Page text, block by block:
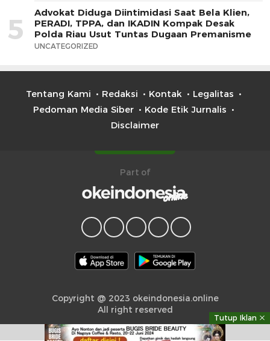
5
Advokat Diduga Diintimidasi Saat Bela Klien,
PERADI, TPPA, dan IKADIN Kompak Desak
Polda Riau Usut Tuntas Dugaan Premanisme
UNCATEGORIZED
Tentang Kami Redaksi Kontak
Legalitas
Pedoman Media Siber
Kode Etik Jurnalis
Disclaimer
Part of
Copyright @ 2023 okeindonesia.online
All right reserved
Tutup Iklan